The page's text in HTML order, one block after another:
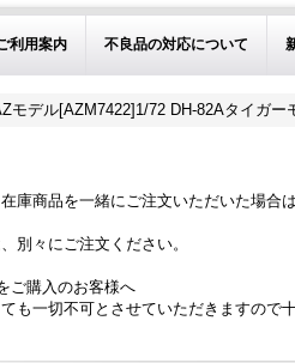
利用案内 不良品の対応について
モデル[AZM7422]1/72 DH-82Aタイガー
庫商品を一緒にご注文いただいた場
別々にご注文ください。
ご購入のお客様へ
も一切不可とさせていただきますので